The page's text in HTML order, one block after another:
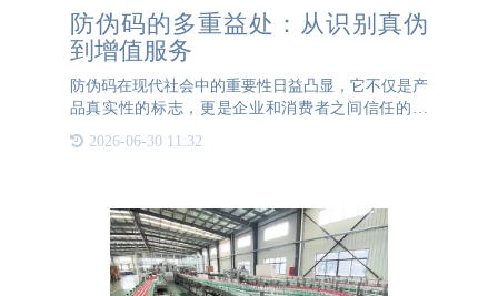
防伪码的多重益处：从识别真伪
到增值服务
防伪码在现代社会中的重要性日益凸显，它不仅是产
品真实性的标志，更是企业和消费者之间信任的纽
独特的编码技术，每个防伪码都是唯一的，消费者可
2026-06-30 11:32